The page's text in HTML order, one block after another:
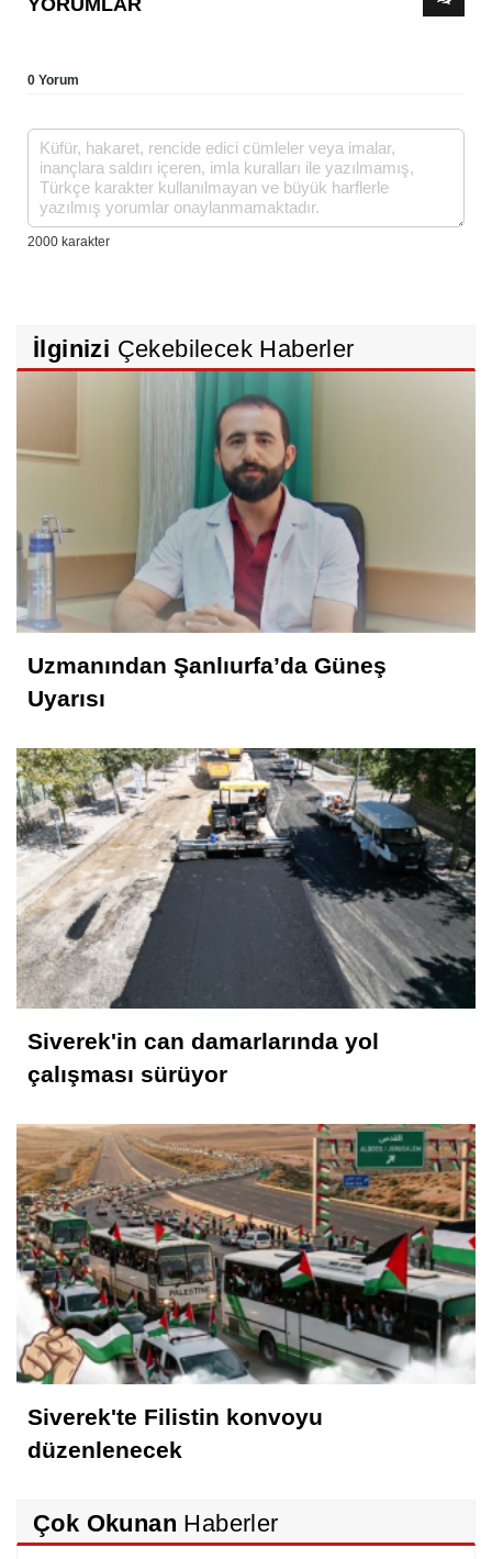
YORUMLAR
0 Yorum
İlginizi Çekebilecek Haberler
Uzmanından Şanlıurfa’da Güneş
Uyarısı
Siverek'in can damarlarında yol
çalışması sürüyor
Siverek'te Filistin konvoyu
düzenlenecek
Çok Okunan Haberler